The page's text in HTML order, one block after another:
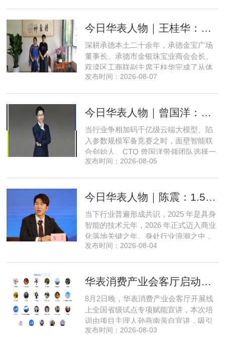
记、区长。至此番履新。郅海杰，男，
职研究生，中共党员。曾任北京
今日华表人物｜王桂华：扎根承德守本心，三度跨界深耕本土实业新征程
深耕承德本土二十余年，承德金宝广场
董事长、承德市金银珠宝业商会会长、
双滦区工商联副主席王桂华完成了从体
制内从业者、玉石珠宝创业者，到地产
来，三四线城市创业最忌讳浮躁跟风、
立足本地需求顺势迭代，方能穿
发布时间：2026-08-07
今日华表人物｜曾国洋：弃参数内卷，以知识密度铸就端侧 AI 新未来
当行业争相加码千亿级云端大模型、陷
入参数规模军备竞赛之时，面壁智能联
合创始人、CTO 曾国洋带领团队选择一
条小众赛道：深耕端侧轻量化大模型，
的技术深耕与严谨的工程思维，走出国
布局中，自然流畅的全模态
发布时间：2026-08-05
今日华表人物｜陈震：1.5 亿资金赋能，享刻解锁餐饮机器人规模化
当下行业普遍形成共识，2025 年是具身
智能的技术元年，2026 年正式迈入商业
化落地关键之年。身处行业浪潮之中，
享刻智能创始人、CEO 陈震表示，当前
长久，这也是享刻智能自创立之初便坚
创始人、CEO 陈震纵观当前具
发布时间：2026-08-04
华表消费产业会客厅启动全国省级试点招募，首次线上宣讲会圆满举办
8月2日晚，华表消费产业会客厅开展线
上全国省级试点专项赋能宣讲，本次培
训由项目主理人孙燕南亲自宣讲，吸引
了来自贵州、河北、北京、天津、常
发布时间：2026-08-03